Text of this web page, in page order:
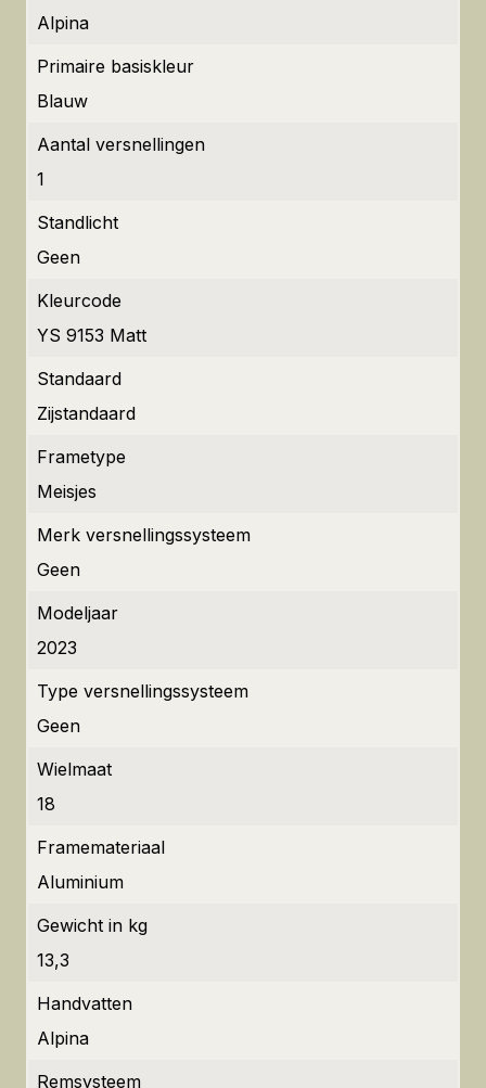
Alpina
Primaire basiskleur
Blauw
Aantal versnellingen
1
Standlicht
Geen
Kleurcode
YS 9153 Matt
Standaard
Zijstandaard
Frametype
Meisjes
Merk versnellingssysteem
Geen
Modeljaar
2023
Type versnellingssysteem
Geen
Wielmaat
18
Framemateriaal
Aluminium
Gewicht in kg
13,3
Handvatten
Alpina
Remsysteem